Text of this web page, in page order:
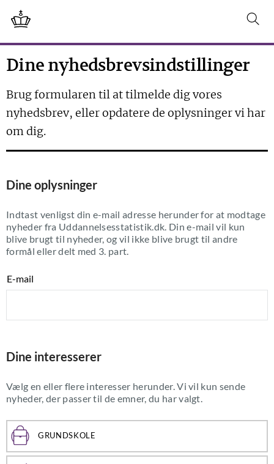
Dine nyhedsbrevsindstillinger
Brug formularen til at tilmelde dig vores
nyhedsbrev, eller opdatere de oplysninger vi har
om dig.
Dine oplysninger
Indtast venligst din e-mail adresse herunder for at modtage
nyheder fra Uddannelsesstatistik.dk. Din e-mail vil kun
blive brugt til nyheder, og vil ikke blive brugt til andre
formål eller delt med 3. part.
E-mail
Dine interesserer
Vælg en eller flere interesser herunder. Vi vil kun sende
nyheder, der passer til de emner, du har valgt.
GRUNDSKOLE